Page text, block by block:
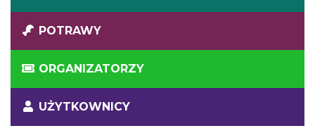
POTRAWY
ORGANIZATORZY
UŻYTKOWNICY